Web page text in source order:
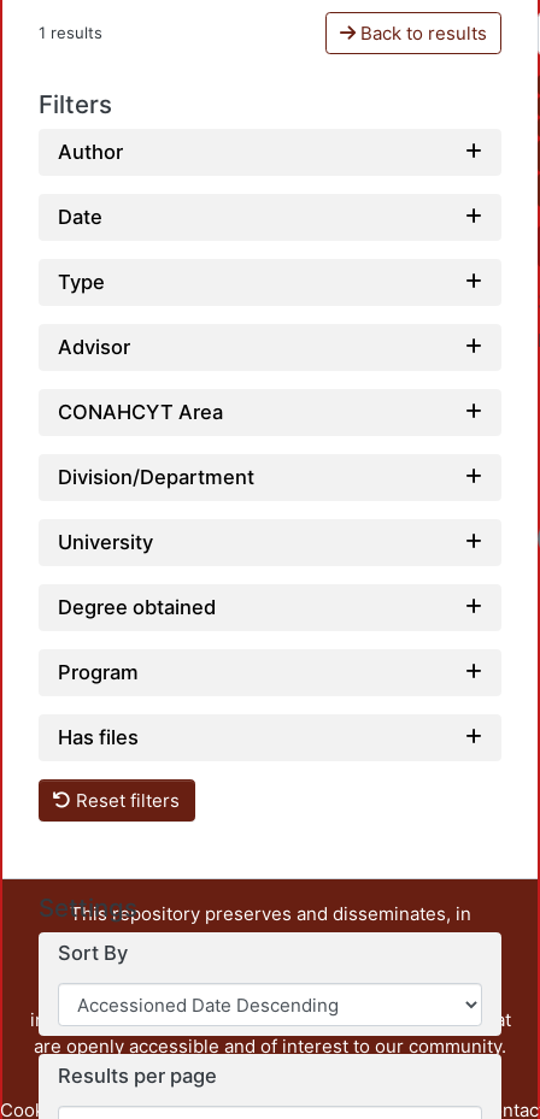
1 results Back to results
Filters
Author
Date
Type
Advisor
CONAHCYT Area
Division/Department
University
Degree obtained
Program
Has files
Reset filters
Settings
Sort By
Results per page
This repository preserves and disseminates, in
unrestricted open access, the teaching and research
output of UAM Azcapotzalco. It also includes some
administrative and graphic documents from the
institution, as well as content from other institutions that
are openly accessible and of interest to our community.
Cookie Privacy End User Send